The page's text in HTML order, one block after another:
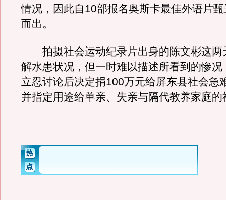
情况，因此自10部报名奥斯卡最佳外语片
而出。
拍摄社会运动纪录片出身的陈文彬这两
解水患状况，但一时难以描述所看到的惨况
立忍讨论后决定捐100万元给屏东县社会急
并指定用途给单亲、失亲与隔代教养家庭的